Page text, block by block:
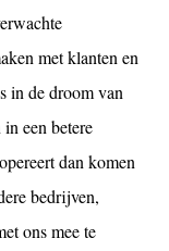
met klanten en
in de droom van
een betere
dan komen
bedrijven,
ons mee te